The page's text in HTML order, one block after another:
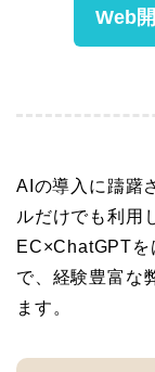
Web
AIの導入に躊躇
ルだけでも利用
EC×ChatGPTを
で、経験豊富な
ます。